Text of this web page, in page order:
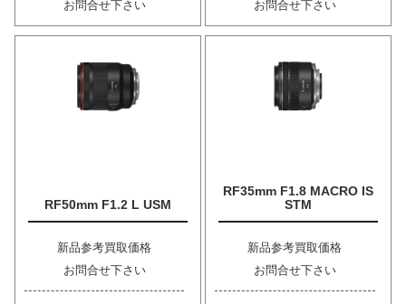
お問合せ下さい
お問合せ下さい
RF50mm F1.2 L USM
新品参考買取価格
お問合せ下さい
RF35mm F1.8 MACRO IS
STM
新品参考買取価格
お問合せ下さい